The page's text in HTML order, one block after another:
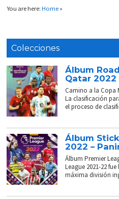
You are here:Home »
Colecciones
Álbum
Qatar 2022
Camino a la Copa
La clasificación
el proceso de
Álbum
2022 –
Álbum Premier
League 2021-22
máxima división